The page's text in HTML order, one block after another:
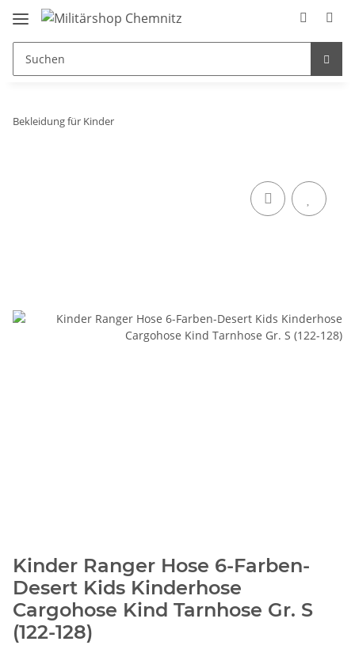
Bekleidung für Kinder
Kinder Ranger Hose 6-Farben-
Desert Kids Kinderhose
Cargohose Kind Tarnhose Gr. S
(122-128)